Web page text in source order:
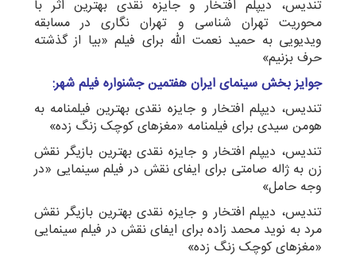
تندیس، دیپلم افتخار و جایزه نقدی بهترین اثر با
محوریت تهران شناسی و تهران نگاری در مسابقه
ویدیویی به حمید نعمت الله برای فیلم «بیا از گذشته
حرف بزنیم»
جوایز بخش سینمای ایران هفتمین جشنواره فیلم شهر:
تندیس، دیپلم افتخار و جایزه نقدی بهترین فیلمنامه به
هومن سیدی برای فیلمنامه «مغزهای کوچک زنگ زده»
تندیس، دیپلم افتخار و جایزه نقدی بهترین بازیگر نقش
زن به ژاله صامتی برای ایفای نقش در فیلم سینمایی «در
وجه حامل»
تندیس، دیپلم افتخار و جایزه نقدی بهترین بازیگر نقش
مرد به نوید محمد زاده برای ایفای نقش در فیلم سینمایی
«مغزهای کوچک زنگ زده»